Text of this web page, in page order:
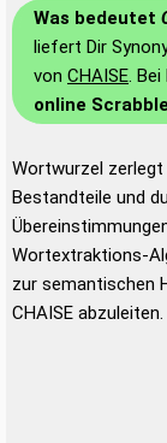
Was bedeutet
liefert Dir
von CHAISE.
online
Wortwurzel zerlegt
Bestandteile und
Wortextraktions-
zur semantischen
CHAISE abzuleiten.